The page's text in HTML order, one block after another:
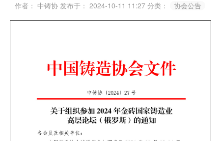
作者： 中铸协 发布于： 2024-10-11 11:27 分类： 协会公告